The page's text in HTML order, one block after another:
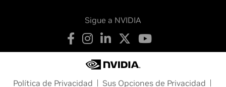
Sigue a NVIDIA
Política de Privacidad Sus Opciones de Privacidad